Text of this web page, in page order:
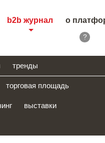
b2b журнал о
?
тренды
торговая площадь
выставки